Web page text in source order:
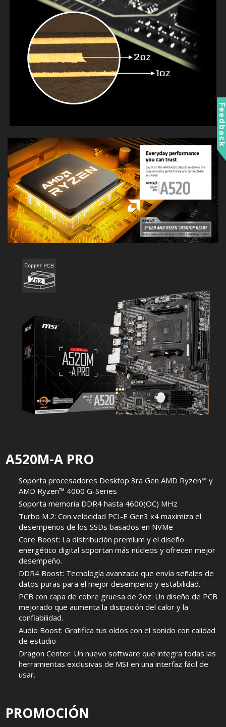
A520M-A PRO
Soporta procesadores Desktop 3ra Gen AMD Ryzen™ y
AMD Ryzen™ 4000 G-Series
Soporta memoria DDR4 hasta 4600(OC) MHz
Turbo M.2: Con velocidad PCI-E Gen3 x4 maximiza el
desempeños de los SSDs basados en NVMe
Core Boost: La distribución premium y el diseño
energético digital soportan más núcleos y ofrecen mejor
desempeño.
DDR4 Boost: Tecnología avanzada que envía señales de
datos puras para el mejor desempeño y estabilidad.
PCB con capa de cobre gruesa de 2oz: Un diseño de PCB
mejorado que aumenta la disipación del calor y la
confiabilidad.
Audio Boost: Gratifica tus oídos con el sonido con calidad
de estudio
Dragon Center: Un nuevo software que integra todas las
herramientas exclusivas de MSI en una interfaz fácil de
usar.
PROMOCIÓN